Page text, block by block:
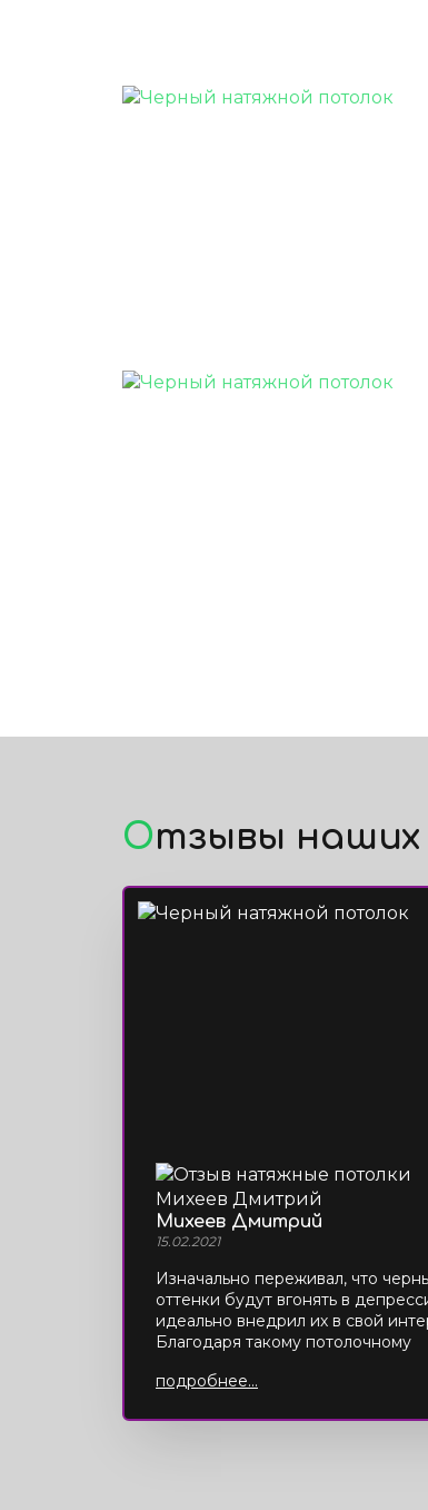
Отзывы
Михеев Дмитрий
15.02.2021
Изначально переживал, что
оттенки будут вгонять в
идеально внедрил их в свой
Благодаря такому потолочному
стильно.
подробнее...